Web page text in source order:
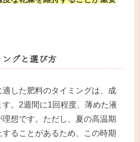
グと選び方
した肥料のタイミングは、成
。2週間に1回程度、薄めた液
想です。ただし、夏の高温期
ることがあるため、この時期